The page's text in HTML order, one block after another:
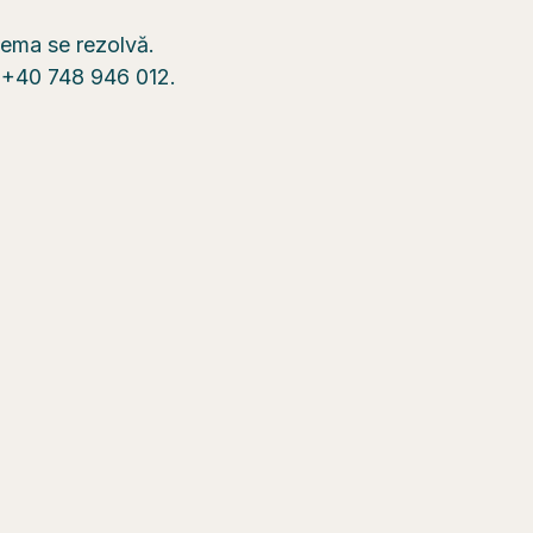
se rezolvă.
748 946 012.